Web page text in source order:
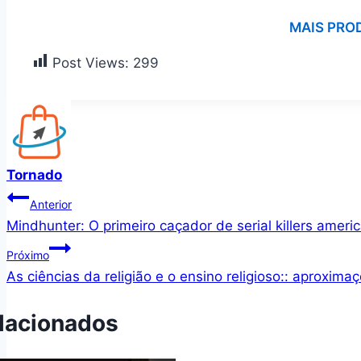
MAIS
Post Views: 299
Tornado
Navegação
de
Post
Anterior
Mindhunter: O primeiro caçador de serial killers
Próximo
As ciências da religião e o ensino religioso::